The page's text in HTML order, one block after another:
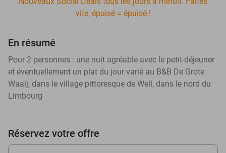
vite, épuisé = épuisé !
En résumé
Pour 2 personnes : une nuit agréable avec le petit-déjeuner
et éventuellement un plat du jour varié au B&B De Grote
Waaij, dans le village pittoresque de Well, dans le nord du
Limbourg
Réservez votre offre